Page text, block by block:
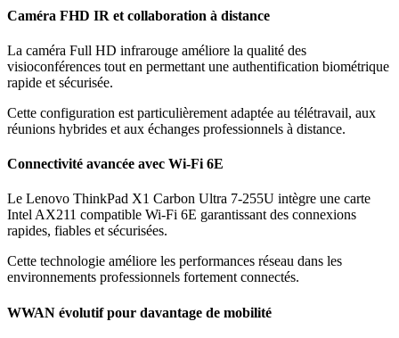
Caméra FHD IR et collaboration à distance
La caméra Full HD infrarouge améliore la qualité des
visioconférences tout en permettant une authentification biométrique
rapide et sécurisée.
Cette configuration est particulièrement adaptée au télétravail, aux
réunions hybrides et aux échanges professionnels à distance.
Connectivité avancée avec Wi-Fi 6E
Le Lenovo ThinkPad X1 Carbon Ultra 7-255U intègre une carte
Intel AX211 compatible Wi-Fi 6E garantissant des connexions
rapides, fiables et sécurisées.
Cette technologie améliore les performances réseau dans les
environnements professionnels fortement connectés.
WWAN évolutif pour davantage de mobilité